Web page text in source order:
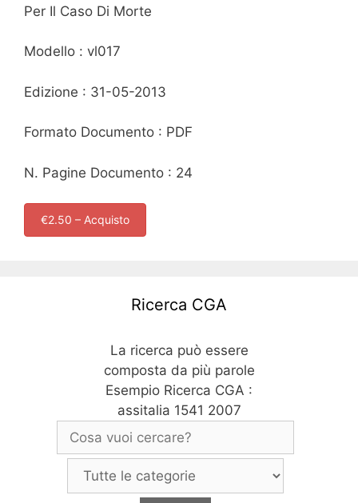
Per Il Caso Di Morte
Modello : vl017
Edizione : 31-05-2013
Formato Documento : PDF
N. Pagine Documento : 24
€2.50 – Acquisto
Ricerca CGA
La ricerca può essere
composta da più parole
Esempio Ricerca CGA :
assitalia 1541 2007